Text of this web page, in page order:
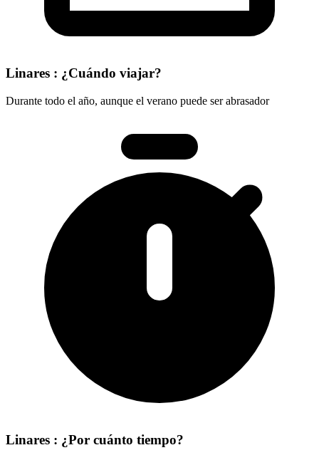
Linares : ¿Cuándo viajar?
Durante todo el año, aunque el verano puede ser abrasador
Linares : ¿Por cuánto tiempo?